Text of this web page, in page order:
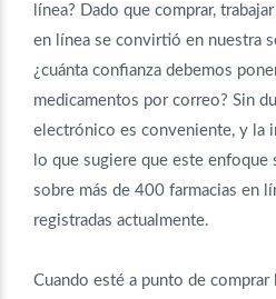
línea? Dado que comprar,
en línea se convirtió en nuestra
¿cuánta confianza debemos
medicamentos por correo? Sin
electrónico es conveniente, y la
lo que sugiere que este enfoque
sobre más de 400 farmacias en
registradas actualmente.
Cuando esté a punto de